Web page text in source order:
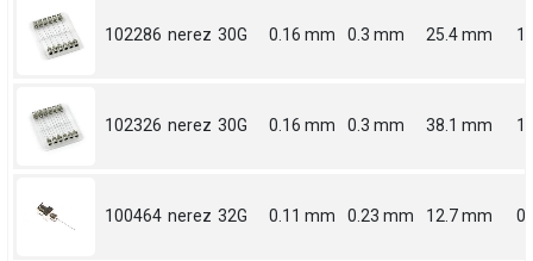
102286 nerez 30G 0.16 mm 0.3 mm 25.4 mm 1
102326 nerez 30G 0.16 mm 0.3 mm 38.1 mm
100464 nerez 32G 0.11 mm 0.23 mm 12.7 mm